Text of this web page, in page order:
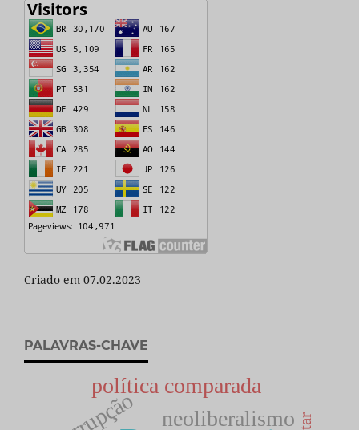
Criado em 07.02.2023
PALAVRAS-CHAVE
neoliberalismo
política comparada